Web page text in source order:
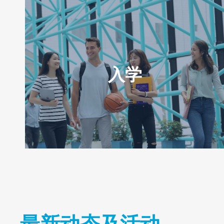
入学
Text